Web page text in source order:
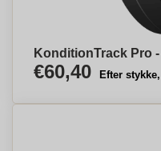
KonditionTrack Pro
€60,40 Efter